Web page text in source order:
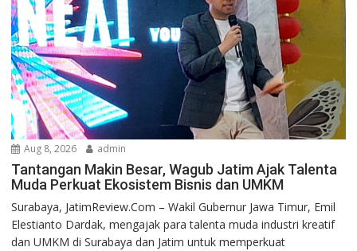
Aug 8, 2026 admin
Tantangan Makin Besar, Wagub Jatim Ajak Talenta
Muda Perkuat Ekosistem Bisnis dan UMKM
Surabaya, JatimReview.Com – Wakil Gubernur Jawa Timur, Emil
Elestianto Dardak, mengajak para talenta muda industri kreatif
dan UMKM di Surabaya dan Jatim untuk memperkuat